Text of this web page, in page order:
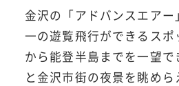
金沢の「アドバンスエア
一の遊覧飛行ができるス
から能登半島までを一望で
と金沢市街の夜景を眺め